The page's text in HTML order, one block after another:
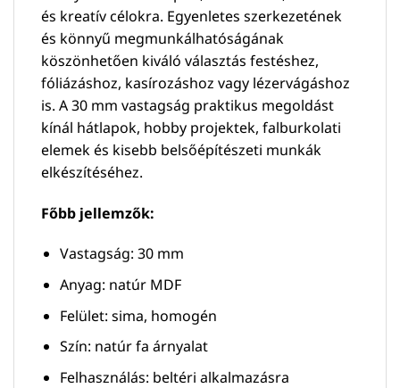
és kreatív célokra. Egyenletes szerkezetének
és könnyű megmunkálhatóságának
köszönhetően kiváló választás festéshez,
fóliázáshoz, kasírozáshoz vagy lézervágáshoz
is. A 30 mm vastagság praktikus megoldást
kínál hátlapok, hobby projektek, falburkolati
elemek és kisebb belsőépítészeti munkák
elkészítéséhez.
Főbb jellemzők:
Vastagság: 30 mm
Anyag: natúr MDF
Felület: sima, homogén
Szín: natúr fa árnyalat
Felhasználás: beltéri alkalmazásra